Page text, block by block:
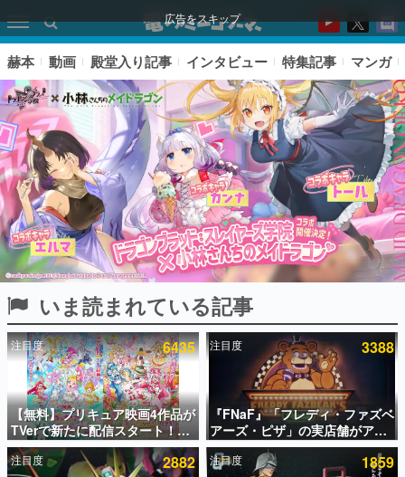
広告をスキップ
ピックアップ
電ファミのいま読まれている記事ランキング
アプリセール情報
インタビュー
赫本 動画 殿堂入り記事 インタビュー 特集記事 マンガ
いま読まれている記事
注目度 6435
【無料】プリキュア映画4作品が
TVerで新たに配信スタート！な
んと2018年～2024年の映画ほぼ
すべてが見放題に、ぶっちゃけ
注目度 3388
『FNaF』「フレディ・ファズベ
アーズ・ピザ」の実店舗がアメ
リカの商業施設「American
Dream」に2027年オープン！
注目度 2882 注目度 1859